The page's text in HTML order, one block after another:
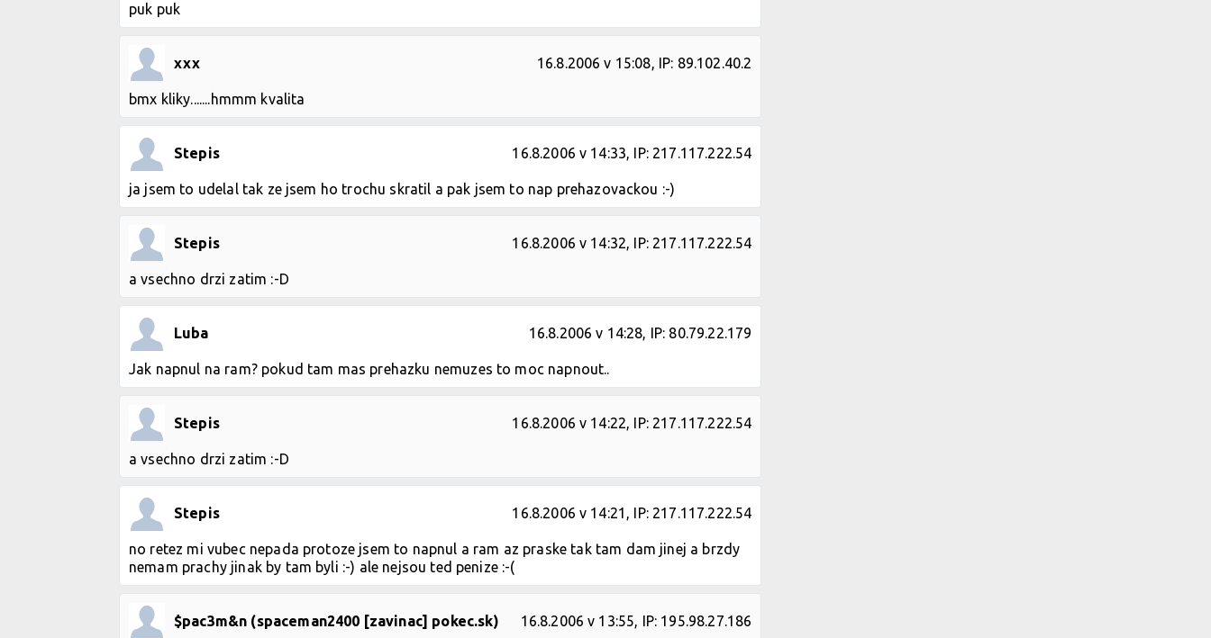
puk puk
xxx 16.8.2006 v 15:08, IP: 89.102.40.2
bmx kliky.......hmmm kvalita
Stepis 16.8.2006 v 14:33, IP: 217.117.222.54
ja jsem to udelal tak ze jsem ho trochu skratil a pak jsem to nap prehazovackou :-)
Stepis 16.8.2006 v 14:32, IP: 217.117.222.54
a vsechno drzi zatim :-D
Luba 16.8.2006 v 14:28, IP: 80.79.22.179
Jak napnul na ram? pokud tam mas prehazku nemuzes to moc napnout..
Stepis 16.8.2006 v 14:22, IP: 217.117.222.54
a vsechno drzi zatim :-D
Stepis 16.8.2006 v 14:21, IP: 217.117.222.54
no retez mi vubec nepada protoze jsem to napnul a ram az praske tak tam dam jinej a brzdy
nemam prachy jinak by tam byli :-) ale nejsou ted penize :-(
$pac3m&n (spaceman2400 [zavinac] pokec.sk) 16.8.2006 v 13:55, IP: 195.98.27.186